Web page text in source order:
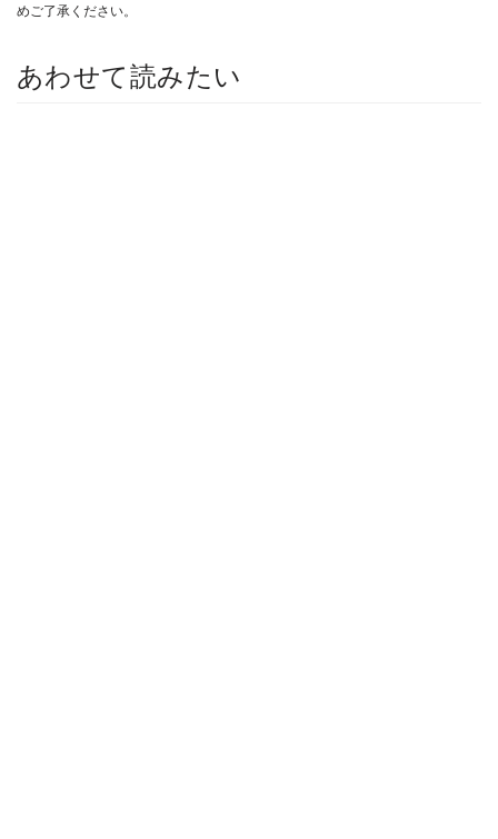
めご了承ください。
あわせて読みたい